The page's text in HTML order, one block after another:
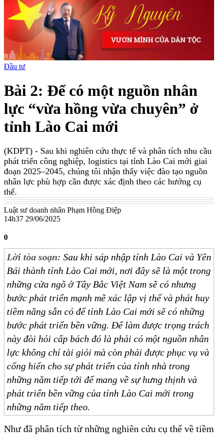
Đầu tư
Bài 2: Để có một nguồn nhân
lực “vừa hồng vừa chuyên” ở
tỉnh Lào Cai mới
(KDPT) - Sau khi nghiên cứu thực tế và phân tích nhu cầu
phát triển công nghiệp, logistics tại tỉnh Lào Cai mới giai
đoạn 2025–2045, chúng tôi nhận thấy việc đào tạo nguồn
nhân lực phù hợp cần được xác định theo các hướng cụ
thể.
Luật sư doanh nhân Phạm Hồng Điệp
14h37 29/06/2025
0
Lời tòa soạn: Sau khi sáp nhập tỉnh Lào Cai và Yên
Bái thành tỉnh Lào Cai mới, nơi đây sẽ là một trong
những cửa ngõ ở Tây Bắc Việt Nam sẽ có nhưng
bước phát triển mạnh mẽ xác lập vị thế và phát huy
tiềm năng sẵn có để tỉnh Lào Cai mới sẽ có những
bước phát triển bền vững. Để làm được trọng trách
này đòi hỏi cấp bách đó là phải có một nguồn nhân
lực không chỉ tài giỏi mà còn phải được phục vụ và
cống hiến cho sự phát triển của tỉnh nhà trong
những năm tiếp tới để mang về sự hưng thịnh và
phát triển bền vững của tỉnh Lào Cai mới trong
những năm tiếp theo.
Như đã phân tích từ những nghiên cứu cụ thể về tiềm